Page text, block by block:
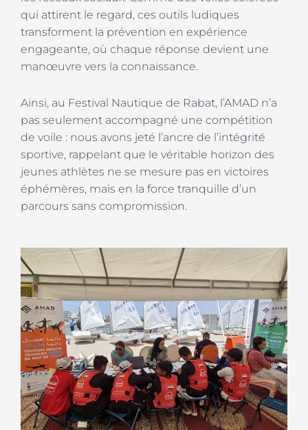
qui attirent le regard, ces outils ludiques
transforment la prévention en expérience
engageante, où chaque réponse devient une
manœuvre vers la connaissance.
Ainsi, au Festival Nautique de Rabat, l’AMAD n’a
pas seulement accompagné une compétition
de voile : nous avons jeté l’ancre de l’intégrité
sportive, rappelant que le véritable horizon des
jeunes athlètes ne se mesure pas en victoires
éphémères, mais en la force tranquille d’un
parcours sans compromission.